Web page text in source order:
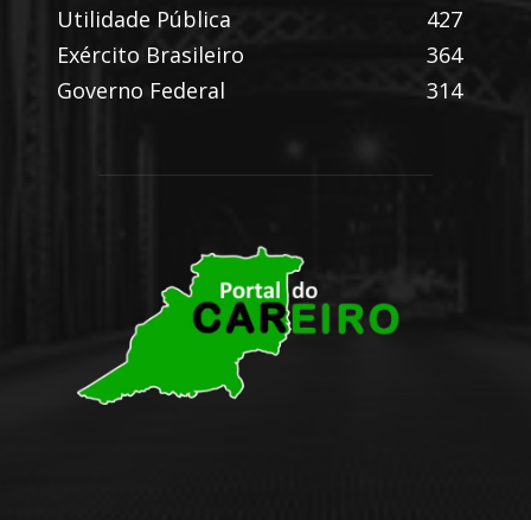
Utilidade Pública
427
Exército Brasileiro
364
Governo Federal
314